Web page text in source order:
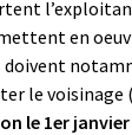
en
doivent
le voisinage (
le 1er janvier